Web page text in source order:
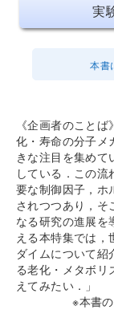
実
本書
《企画者のことば》
化・寿命の分子メ
きな注目を集めて
している．この
要な制御因子，ホ
されつつあり，そ
なる研究の進展を
える本特集では，
ダイムについて紹
る老化・メタボリ
えてみたい．
※本書